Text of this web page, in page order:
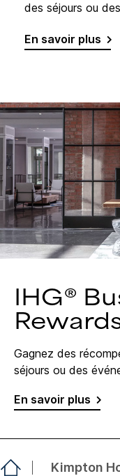
des séjours ou
En savoir plus
IHG®
Gagnez des
séjours ou des
En savoir plus
Kimpton